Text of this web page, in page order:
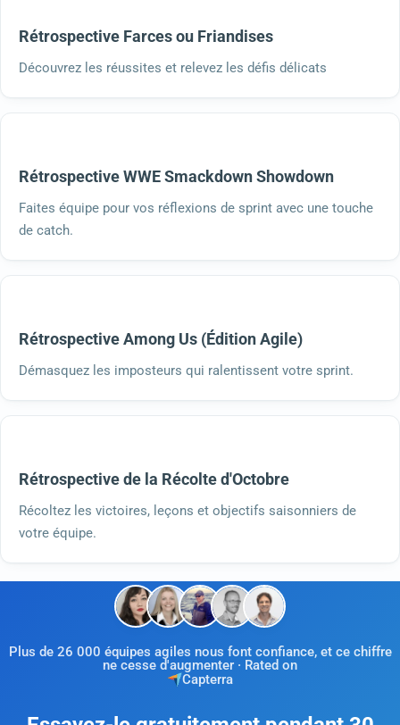
Rétrospective Farces ou Friandises
Découvrez les réussites et relevez les défis délicats
Rétrospective WWE Smackdown Showdown
Faites équipe pour vos réflexions de sprint avec une touche
de catch.
Rétrospective Among Us (Édition Agile)
Démasquez les imposteurs qui ralentissent votre sprint.
Rétrospective de la Récolte d'Octobre
Récoltez les victoires, leçons et objectifs saisonniers de
votre équipe.
Plus de 26 000 équipes agiles nous font confiance, et ce chiffre
ne cesse d'augmenter · Rated on
Capterra